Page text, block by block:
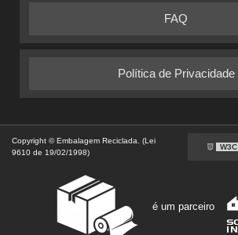
FAQ
Política de Privacidade
Copyright © Embalagem Reciclada. (Lei
9610 de 19/02/1998)
W3C
é um parceiro